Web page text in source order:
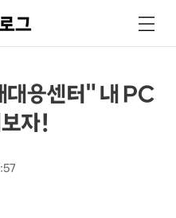
그
색
메
뉴
응센터" 내 PC
자!